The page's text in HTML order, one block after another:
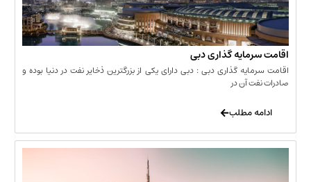
گذاری دبی
گذاری دبی : دبی دارای یکی از بزرگترین ذخایر نفت در دنیا بوده و